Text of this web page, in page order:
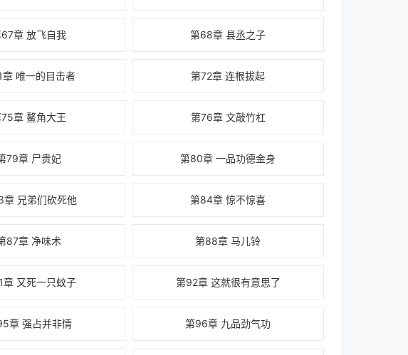
章 放飞自我 第68章 县丞之子
章 唯一的目击者 第72章 连根拔起
章 鳌角大王 第76章 文敲竹杠
79章 尸贵妃 第80章 一品功德金身
章 兄弟们砍死他 第84章 惊不惊喜
87章 净味术 第88章 马儿铃
章 又死一只蚊子 第92章 这就很有意思了
章 强占并非情 第96章 九品劲气功